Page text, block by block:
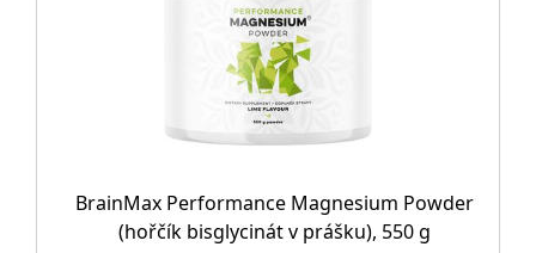
BrainMax Performance Magnesium Powder
(hořčík bisglycinát v prášku), 550 g